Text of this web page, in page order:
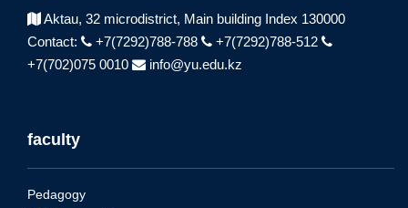
Aktau, 32 microdistrict, Main building Index 130000
Contact:
+7(7292)788-788
+7(7292)788-512
+7(702)075 0010
info@yu.edu.kz
faculty
Pedagogy